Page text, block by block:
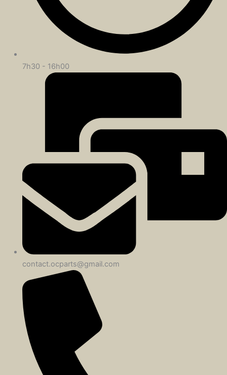
7h30 - 16h00
contact.ocparts@gmail.com